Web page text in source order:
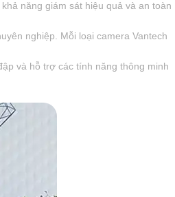
năng giám sát hiệu quả và an toàn
nghiệp. Mỗi loại camera Vantech
và hỗ trợ các tính năng thông minh